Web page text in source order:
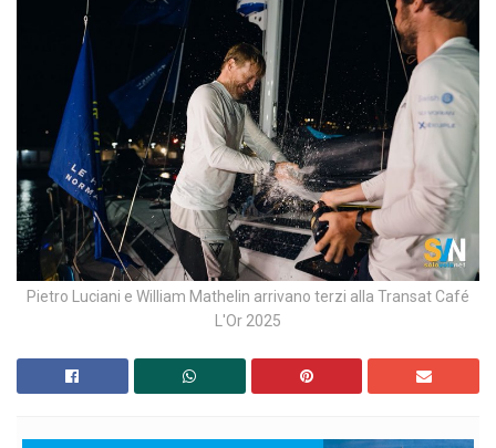
Pietro Luciani e William Mathelin arrivano terzi alla Transat Café
L'Or 2025